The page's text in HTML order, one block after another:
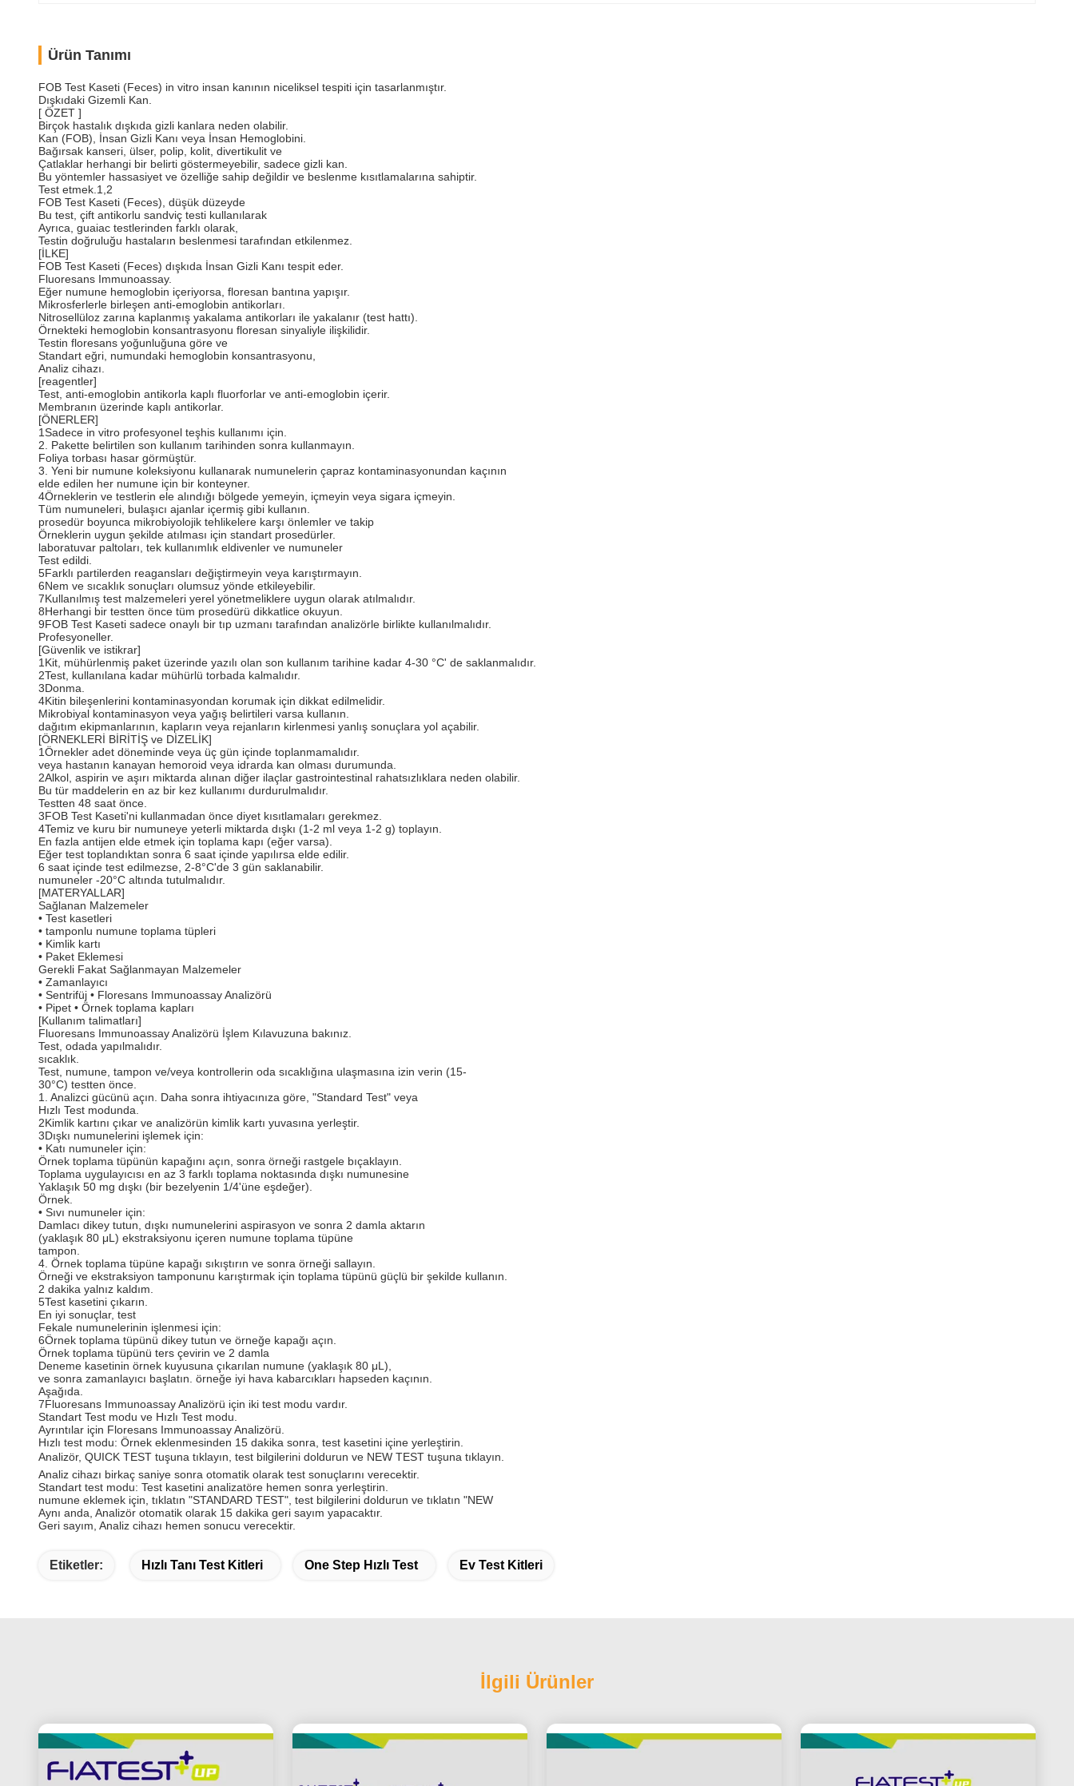
Ürün Tanımı
FOB Test Kaseti (Feces) in vitro insan kanının niceliksel tespiti için tasarlanmıştır.
Dışkıdaki Gizemli Kan.
[ ÖZET ]
Birçok hastalık dışkıda gizli kanlara neden olabilir.
Kan (FOB), İnsan Gizli Kanı veya İnsan Hemoglobini.
Bağırsak kanseri, ülser, polip, kolit, divertikulit ve
Çatlaklar herhangi bir belirti göstermeyebilir, sadece gizli kan.
Bu yöntemler hassasiyet ve özelliğe sahip değildir ve beslenme kısıtlamalarına sahiptir.
Test etmek.1,2
FOB Test Kaseti (Feces), düşük düzeyde
Bu test, çift antikorlu sandviç testi kullanılarak
Ayrıca, guaiac testlerinden farklı olarak,
Testin doğruluğu hastaların beslenmesi tarafından etkilenmez.
[İLKE]
FOB Test Kaseti (Feces) dışkıda İnsan Gizli Kanı tespit eder.
Fluoresans Immunoassay.
Eğer numune hemoglobin içeriyorsa, floresan bantına yapışır.
Mikrosferlerle birleşen anti-emoglobin antikorları.
Nitrosellüloz zarına kaplanmış yakalama antikorları ile yakalanır (test hattı).
Örnekteki hemoglobin konsantrasyonu floresan sinyaliyle ilişkilidir.
Testin floresans yoğunluğuna göre ve
Standart eğri, numundaki hemoglobin konsantrasyonu,
Analiz cihazı
[reagentler]
Test, anti-emoglobin antikorla kaplı fluorforlar ve anti-emoglobin içerir.
Membranın üzerinde kaplı antikorlar.
[ÖNERLER]
1Sadece in vitro profesyonel teşhis kullanımı için.
2. Pakette belirtilen son kullanım tarihinden sonra kullanmayın.
Foliya torbası hasar görmüştür.
3. Yeni bir numune koleksiyonu kullanarak numunelerin çapraz kontaminasyonundan kaçının
elde edilen her numune için bir konteyner.
4Örneklerin ve testlerin ele alındığı bölgede yemeyin, içmeyin veya sigara içmeyin.
Tüm numuneleri, bulaşıcı ajanlar içermiş gibi kullanın.
prosedür boyunca mikrobiyolojik tehlikelere karşı önlemler ve takip
Örneklerin uygun şekilde atılması için standart prosedürler.
laboratuvar paltoları, tek kullanımlık eldivenler ve numuneler
Test edildi.
5Farklı partilerden reagansları değiştirmeyin veya karıştırmayın.
6Nem ve sıcaklık sonuçları olumsuz yönde etkileyebilir.
7Kullanılmış test malzemeleri yerel yönetmeliklere uygun olarak atılmalıdır.
8Herhangi bir testten önce tüm prosedürü dikkatlice okuyun.
9FOB Test Kaseti sadece onaylı bir tıp uzmanı tarafından analizörle birlikte kullanılmalıdır.
Profesyoneller.
[Güvenlik ve istikrar]
1Kit, mühürlenmiş paket üzerinde yazılı olan son kullanım tarihine kadar 4-30 °C' de saklanmalıdır.
2Test, kullanılana kadar mühürlü torbada kalmalıdır.
3Donma.
4Kitin bileşenlerini kontaminasyondan korumak için dikkat edilmelidir.
Mikrobiyal kontaminasyon veya yağış belirtileri varsa kullanın.
dağıtım ekipmanlarının, kapların veya rejanların kirlenmesi yanlış sonuçlara yol açabilir.
[ÖRNEKLERİ BİRİTİŞ ve DİZELİK]
1Örnekler adet döneminde veya üç gün içinde toplanmamalıdır.
veya hastanın kanayan hemoroid veya idrarda kan olması durumunda.
2Alkol, aspirin ve aşırı miktarda alınan diğer ilaçlar gastrointestinal rahatsızlıklara neden olabilir.
Bu tür maddelerin en az bir kez kullanımı durdurulmalıdır.
Testten 48 saat önce.
3FOB Test Kaseti'ni kullanmadan önce diyet kısıtlamaları gerekmez.
4Temiz ve kuru bir numuneye yeterli miktarda dışkı (1-2 ml veya 1-2 g) toplayın.
En fazla antijen elde etmek için toplama kapı (eğer varsa).
Eğer test toplandıktan sonra 6 saat içinde yapılırsa elde edilir.
6 saat içinde test edilmezse, 2-8°C'de 3 gün saklanabilir.
numuneler -20°C altında tutulmalıdır.
[MATERYALLAR]
Sağlanan Malzemeler
• Test kasetleri
• tamponlu numune toplama tüpleri
• Kimlik kartı
• Paket Eklemesi
Gerekli Fakat Sağlanmayan Malzemeler
• Zamanlayıcı
• Sentrifüj • Floresans Immunoassay Analizörü
• Pipet • Örnek toplama kapları
[Kullanım talimatları]
Fluoresans Immunoassay Analizörü İşlem Kılavuzuna bakınız.
Test, odada yapılmalıdır.
sıcaklık.
Test, numune, tampon ve/veya kontrollerin oda sıcaklığına ulaşmasına izin verin (15-
30°C) testten önce.
1. Analizci gücünü açın. Daha sonra ihtiyacınıza göre, "Standard Test" veya
Hızlı Test modunda.
2Kimlik kartını çıkar ve analizörün kimlik kartı yuvasına yerleştir.
3Dışkı numunelerini işlemek için:
• Katı numuneler için:
Örnek toplama tüpünün kapağını açın, sonra örneği rastgele bıçaklayın.
Toplama uygulayıcısı en az 3 farklı toplama noktasında dışkı numunesine
Yaklaşık 50 mg dışkı (bir bezelyenin 1/4'üne eşdeğer).
Örnek.
• Sıvı numuneler için:
Damlacı dikey tutun, dışkı numunelerini aspirasyon ve sonra 2 damla aktarın
(yaklaşık 80 μL) ekstraksiyonu içeren numune toplama tüpüne
tampon.
4. Örnek toplama tüpüne kapağı sıkıştırın ve sonra örneği sallayın.
Örneği ve ekstraksiyon tamponunu karıştırmak için toplama tüpünü güçlü bir şekilde kullanın.
2 dakika yalnız kaldım.
5Test kasetini çıkarın.
En iyi sonuçlar, test
Fekale numunelerinin işlenmesi için:
6Örnek toplama tüpünü dikey tutun ve örneğe kapağı açın.
Örnek toplama tüpünü ters çevirin ve 2 damla
Deneme kasetinin örnek kuyusuna çıkarılan numune (yaklaşık 80 μL),
ve sonra zamanlayıcı başlatın. örneğe iyi hava kabarcıkları hapseden kaçının.
Aşağıda.
7Fluoresans Immunoassay Analizörü için iki test modu vardır.
Standart Test modu ve Hızlı Test modu.
Ayrıntılar için Floresans Immunoassay Analizörü.
Hızlı test modu: Örnek eklenmesinden 15 dakika sonra, test kasetini içine yerleştirin.
Analizör, QUICK TEST tuşuna tıklayın, test bilgilerini doldurun ve NEW TEST tuşuna tıklayın.
Analiz cihazı birkaç saniye sonra otomatik olarak test sonuçlarını verecektir.
Standart test modu: Test kasetini analizatöre hemen sonra yerleştirin.
numune eklemek için, tıklatın "STANDARD TEST", test bilgilerini doldurun ve tıklatın "NEW
Aynı anda, Analizör otomatik olarak 15 dakika geri sayım yapacaktır.
Geri sayım, Analiz cihazı hemen sonucu verecektir.
Etiketler: Hızlı Tanı Test Kitleri One Step Hızlı Test Ev Test Kitleri
İlgili Ürünler